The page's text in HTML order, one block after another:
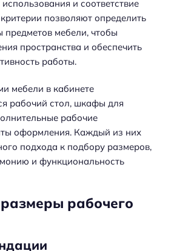
и соответствие
позволяют определить
мебели, чтобы
пространства и обеспечить
работы.
мебели в кабинете
рабочий стол, шкафы для
рабочие
оформления. Каждый из них
подхода к подбору размеров,
и функциональность
рабочего